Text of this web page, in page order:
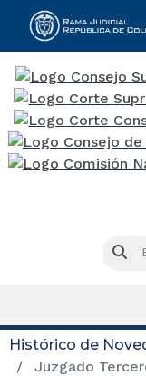
Histórico de
Juzgado